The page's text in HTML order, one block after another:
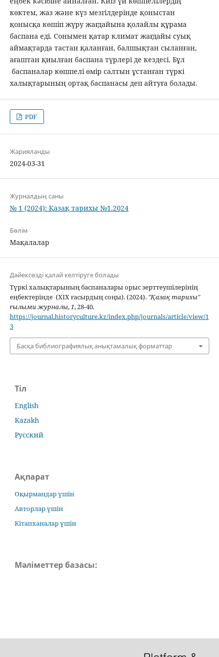
көктем, жаз және күз мезгілдерінде қоныстан
қонысқа көшіп жүру жағдайына қолайлы құрама
баспана еді. Сонымен қатар климат жағдайы суық
аймақтарда тастан қаланған, балшықтан сыланған,
ағаштан қиылған баспана түрлері де кездесі. Бұл
баспаналар көшпелі өмір салтын ұстанған түркі
халықтарының ортақ баспанасы деп айтуға болады.
PDF
Жарияланды
2024-03-31
Журналдың саны
№ 1 (2024): Қазақ тарихы №1.2024
Бөлім
Мақалалар
Дәйексөзді қалай келтіруге болады
Түркі халықтарының баспаналары орыс зерттеушілерінің
еңбектерінде (ХІХ ғасырдың соңы). (2024). "Қазақ тарихы"
ғылыми журналы,1, 28-40.
https://journal.historyculture.kz/index.php/journals/article/view/1
3
Басқа библиографиялық анықтамалық форматтар
Тіл
English
Kazakh
Русский
Ақпарат
Оқырмандар үшін
Авторлар үшін
Кітапханалар үшін
Мәліметтер базасы: